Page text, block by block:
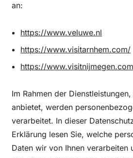
an:
https://www.veluwe.nl
https://www.visitarnhem.com/
https://
Im Rahmen der
anbietet, werden
verarbeitet. In dieser
Erklärung lesen Sie, welche
Daten wir von Ihnen verarbeiten